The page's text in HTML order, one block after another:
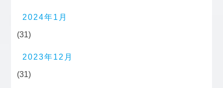
2024年1月
(31)
2023年12月
(31)